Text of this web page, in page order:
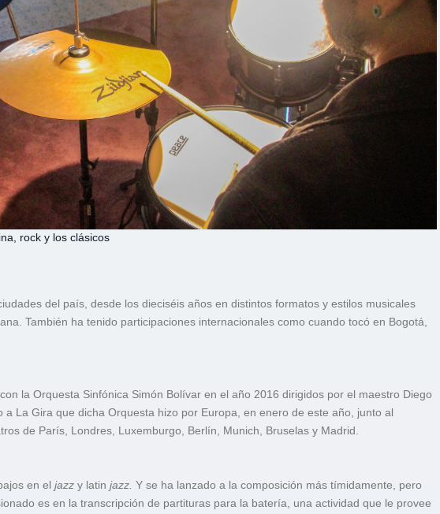
rock y los clásicos
del país, desde los dieciséis años en distintos formatos y estilos musicales
También ha tenido participaciones internacionales como cuando tocó en Bogotá,
la Orquesta Sinfónica Simón Bolívar en el año 2016 dirigidos por el maestro Diego
a La Gira que dicha Orquesta hizo por Europa, en enero de este año, junto al
de París, Londres, Luxemburgo, Berlín, Munich, Bruselas y Madrid.
en el jazz y latin jazz. Y se ha lanzado a la composición más tímidamente, pero
es en la transcripción de partituras para la batería, una actividad que le provee